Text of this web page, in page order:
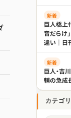
新着
巨人橋上
音だらけ
違い｜日
新着
巨人・吉
輔の急成
カテゴ